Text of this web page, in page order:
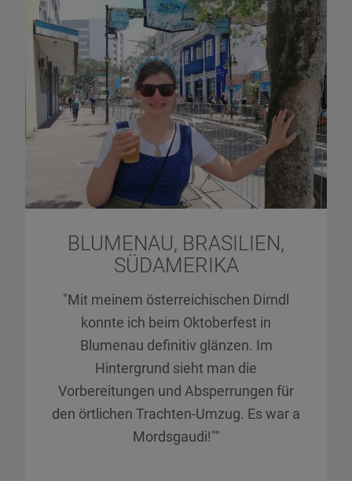
BLUMENAU, BRASILIEN,
SÜDAMERIKA
"Mit meinem österreichischen Dirndl
konnte ich beim Oktoberfest in
Blumenau definitiv glänzen. Im
Hintergrund sieht man die
Vorbereitungen und Absperrungen für
den örtlichen Trachten-Umzug. Es war a
Mordsgaudi!""